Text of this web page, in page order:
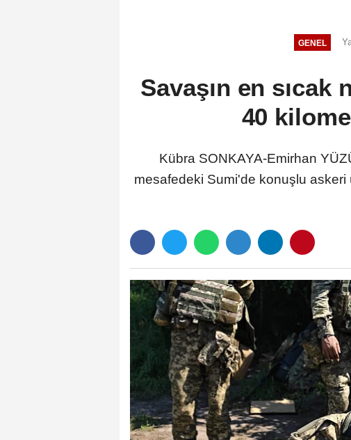
GENEL
Savaşın en
40
Kübra SONKAYA-Emirhan
mesafedeki Sumi'de konuşlu askeri